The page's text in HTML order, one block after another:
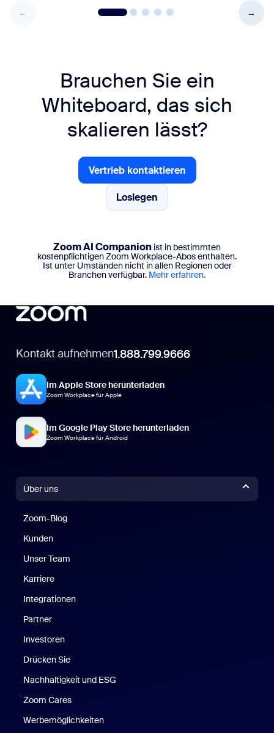
Brauchen Sie ein
Whiteboard, das sich
skalieren lässt?
Vertrieb kontaktieren
Vertrieb kontaktieren
Loslegen
Loslegen
Zoom AI Companion ist in bestimmten
kostenpflichtigen Zoom Workplace-Abos enthalten.
Ist unter Umständen nicht in allen Regionen oder
Branchen verfügbar. Mehr erfahren.
Kontakt aufnehmen1.888.799.9666
Im Apple Store herunterladen
Zoom Workplace für Apple
Im Google Play Store herunterladen
Zoom Workplace für Android
Über uns
Zoom-Blog
Kunden
Unser Team
Karriere
Integrationen
Partner
Investoren
Drücken Sie
Nachhaltigkeit und ESG
Zoom Cares
Werbemöglichkeiten